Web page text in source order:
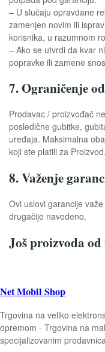
– U slučaju opravdane
zamenjen novim ili
korisnika, u razumnom
– Ako se utvrdi da kvar
popravke ili zamene
7. Ograničenje
Prodavac / proizvođač
posledične gubitke,
uređaja. Maksimalna
koji ste platili za Proizvod.
8. Važenje
Ovi uslovi garancije
drugačije navedeno.
Još proizvoda
Net Mobil Shop
Trgovina na veliko
opremom - Trgovina na
specijalizovanim